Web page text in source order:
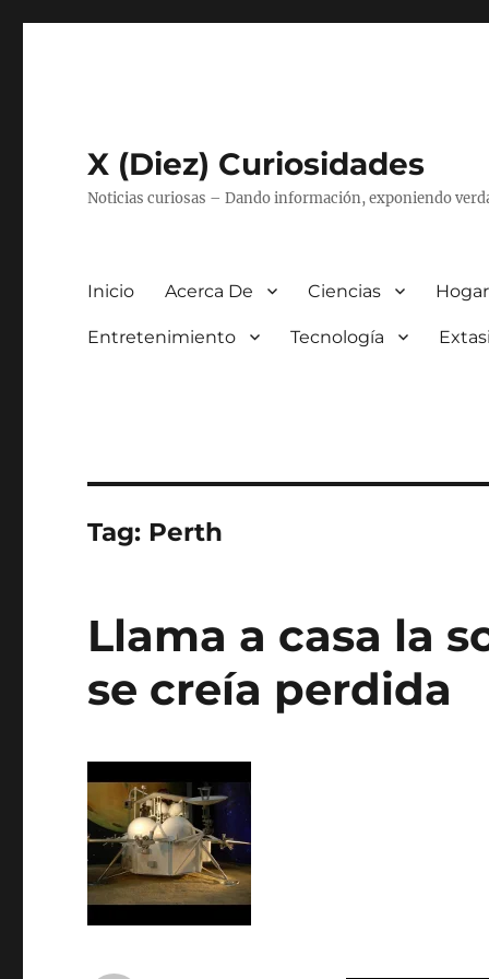
X (Diez) Curiosidades
Noticias curiosas – Dando información, exponiendo
Inicio Acerca De Ciencias
Entretenimiento Tecnología
Tag: Perth
Llama a casa la
se creía perdida